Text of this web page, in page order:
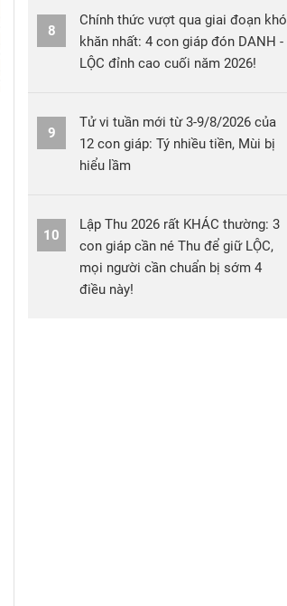
8
Chính thức vượt qua giai đoạn khó
khăn nhất: 4 con giáp đón DANH -
LỘC đỉnh cao cuối năm 2026!
9
Tử vi tuần mới từ 3-9/8/2026 của
12 con giáp: Tý nhiều tiền, Mùi bị
hiểu lầm
10
Lập Thu 2026 rất KHÁC thường: 3
con giáp cần né Thu để giữ LỘC,
mọi người cần chuẩn bị sớm 4
điều này!